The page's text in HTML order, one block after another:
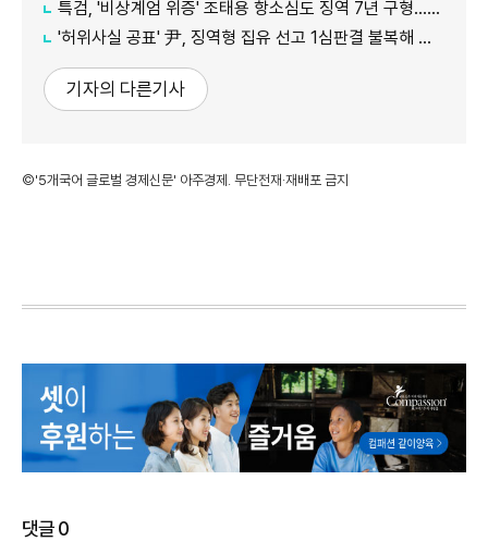
특검, '비상계엄 위증' 조태용 항소심도 징역 7년 구형…내달 19일 선고
'허위사실 공표' 尹, 징역형 집유 선고 1심판결 불복해 항소
기자의 다른기사
©'5개국어 글로벌 경제신문' 아주경제. 무단전재·재배포 금지
댓글0